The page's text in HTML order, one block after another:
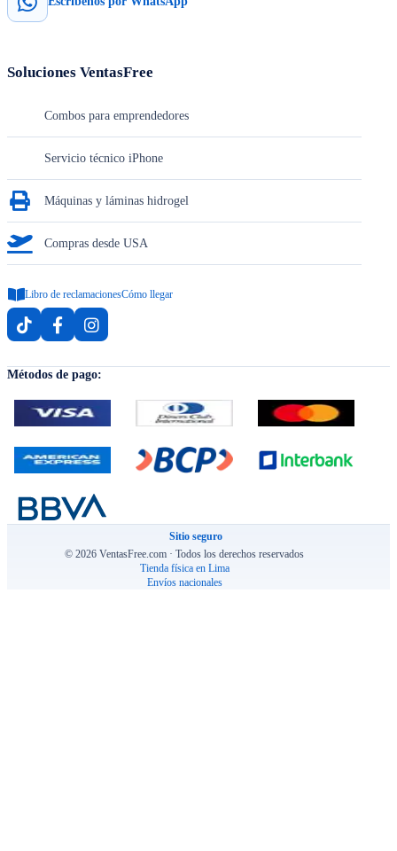
Soluciones VentasFree
Combos para emprendedores
Servicio técnico iPhone
Máquinas y láminas hidrogel
Compras desde USA
Libro de reclamacionesCómo llegar
Métodos de pago:
Sitio seguro
© 2026 VentasFree.com · Todos los derechos reservados
Tienda física en Lima
Envíos nacionales